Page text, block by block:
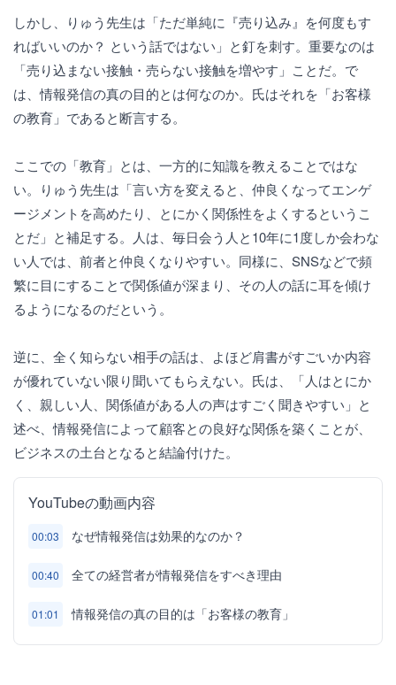
しかし、りゅう先生は「ただ単純に『売り込み』を何度もす
ればいいのか？ という話ではない」と釘を刺す。重要なのは
「売り込まない接触・売らない接触を増やす」ことだ。で
は、情報発信の真の目的とは何なのか。氏はそれを「お客様
の教育」であると断言する。
ここでの「教育」とは、一方的に知識を教えることではな
い。りゅう先生は「言い方を変えると、仲良くなってエンゲ
ージメントを高めたり、とにかく関係性をよくするというこ
とだ」と補足する。人は、毎日会う人と10年に1度しか会わな
い人では、前者と仲良くなりやすい。同様に、SNSなどで頻
繁に目にすることで関係値が深まり、その人の話に耳を傾け
るようになるのだという。
逆に、全く知らない相手の話は、よほど肩書がすごいか内容
が優れていない限り聞いてもらえない。氏は、「人はとにか
く、親しい人、関係値がある人の声はすごく聞きやすい」と
述べ、情報発信によって顧客との良好な関係を築くことが、
ビジネスの土台となると結論付けた。
YouTubeの動画内容
00:03 なぜ情報発信は効果的なのか？
00:40 全ての経営者が情報発信をすべき理由
01:01 情報発信の真の目的は「お客様の教育」